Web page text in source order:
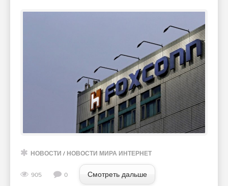
НОВОСТИ / НОВОСТИ МИРА ИНТЕРНЕТ
905 0 Смотреть дальше